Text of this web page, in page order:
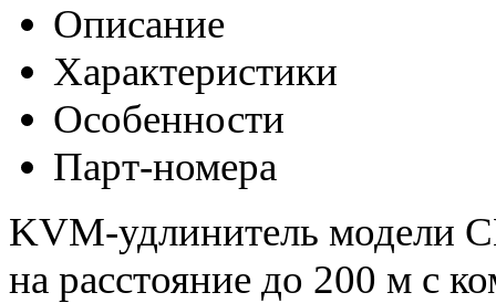
Описание
Характеристики
Особенности
Парт-номера
KVM-удлинитель модели
на расстояние до 200 м с